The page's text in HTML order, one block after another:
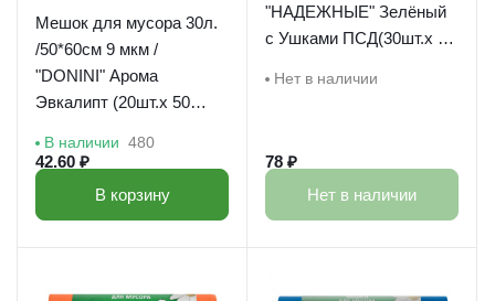
Мешок для мусора 30л.
/50*60см 9 мкм /
"DONINI" Арома
Эвкалипт (20шт.х 50
В наличии 480
42.60 ₽
В корзину
"НАДЕЖНЫЕ" Зелёный
с Ушками ПСД(30шт.х 20
Нет в наличии
78 ₽
Нет в наличии